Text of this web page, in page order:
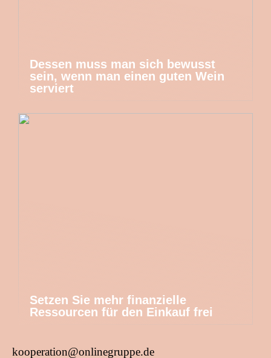
Dessen muss man sich bewusst
sein, wenn man einen guten Wein
serviert
Setzen Sie mehr finanzielle
Ressourcen für den Einkauf frei
kooperation@onlinegruppe.de